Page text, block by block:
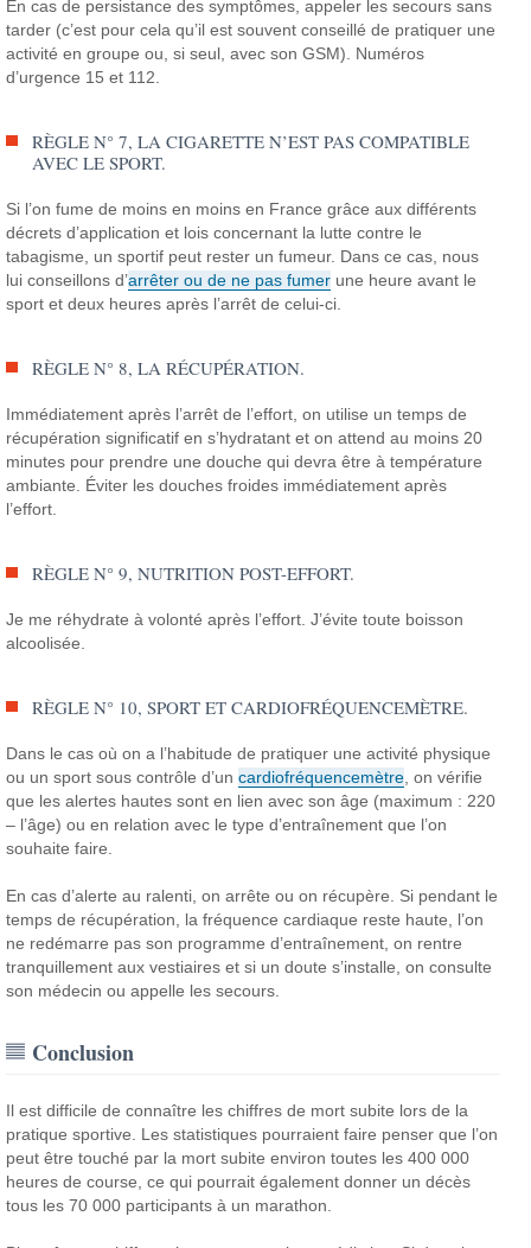
En cas de persistance des symptômes, appeler les secours sans
tarder (c’est pour cela qu’il est souvent conseillé de pratiquer une
activité en groupe ou, si seul, avec son GSM). Numéros
d’urgence 15 et 112.
RÈGLE N° 7, LA CIGARETTE N’EST PAS COMPATIBLE
AVEC LE SPORT.
Si l’on fume de moins en moins en France grâce aux différents
décrets d’application et lois concernant la lutte contre le
tabagisme, un sportif peut rester un fumeur. Dans ce cas, nous
lui conseillons d’arrêter ou de ne pas fumer une heure avant le
sport et deux heures après l’arrêt de celui-ci.
RÈGLE N° 8, LA RÉCUPÉRATION.
Immédiatement après l’arrêt de l’effort, on utilise un temps de
récupération significatif en s’hydratant et on attend au moins 20
minutes pour prendre une douche qui devra être à température
ambiante. Éviter les douches froides immédiatement après
l’effort.
RÈGLE N° 9, NUTRITION POST-EFFORT.
Je me réhydrate à volonté après l’effort. J’évite toute boisson
alcoolisée.
RÈGLE N° 10, SPORT ET CARDIOFRÉQUENCEMÈTRE.
Dans le cas où on a l’habitude de pratiquer une activité physique
ou un sport sous contrôle d’uncardiofréquencemètre , on vérifie
que les alertes hautes sont en lien avec son âge (maximum : 220
– l’âge) ou en relation avec le type d’entraînement que l’on
souhaite faire.
En cas d’alerte au ralenti, on arrête ou on récupère. Si pendant le
temps de récupération, la fréquence cardiaque reste haute, l’on
ne redémarre pas son programme d’entraînement, on rentre
tranquillement aux vestiaires et si un doute s’installe, on consulte
son médecin ou appelle les secours.
Conclusion
Il est difficile de connaître les chiffres de mort subite lors de la
pratique sportive. Les statistiques pourraient faire penser que l’on
peut être touché par la mort subite environ toutes les 400 000
heures de course, ce qui pourrait également donner un décès
tous les 70 000 participants à un marathon.